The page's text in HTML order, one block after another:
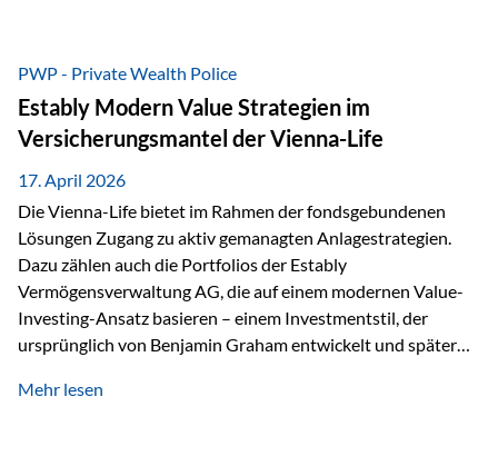
diesem Thema liefern unter anderem die praxisnahen
Ansätze von Finanzexperte Klaus Rost, der seit vielen Jahren
für eine verständliche und…
PWP - Private Wealth Police
Estably Modern Value Strategien im
Versicherungsmantel der Vienna-Life
17. April 2026
Die Vienna-Life bietet im Rahmen der fondsgebundenen
Lösungen Zugang zu aktiv gemanagten Anlagestrategien.
Dazu zählen auch die Portfolios der Estably
Vermögensverwaltung AG, die auf einem modernen Value-
Investing-Ansatz basieren – einem Investmentstil, der
ursprünglich von Benjamin Graham entwickelt und später
Modernes Value Investing als Grundlage Der
Mehr lesen